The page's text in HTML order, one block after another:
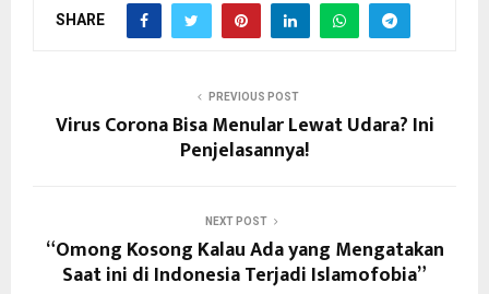
SHARE
PREVIOUS POST
Virus Corona Bisa Menular Lewat Udara? Ini
Penjelasannya!
NEXT POST
“Omong Kosong Kalau Ada yang Mengatakan
Saat ini di Indonesia Terjadi Islamofobia”